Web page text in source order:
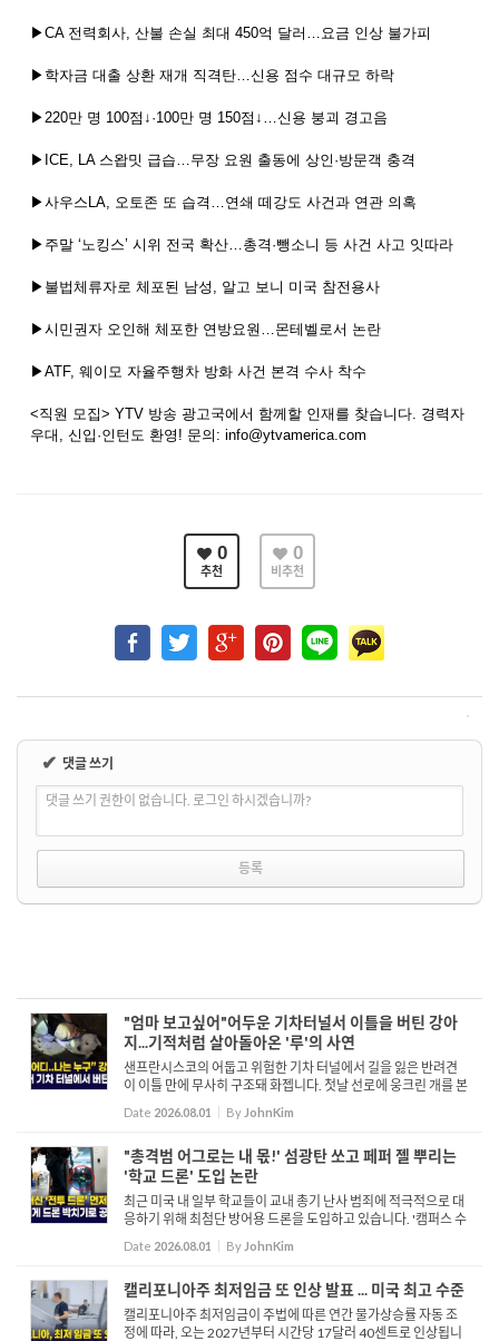
▶CA 전력회사, 산불 손실 최대 450억 달러…요금 인상 불가피
▶학자금 대출 상환 재개 직격탄…신용 점수 대규모 하락
▶220만 명 100점↓·100만 명 150점↓…신용 붕괴 경고음
▶ICE, LA 스왑밋 급습…무장 요원 출동에 상인·방문객 충격
▶사우스LA, 오토존 또 습격…연쇄 떼강도 사건과 연관 의혹
▶주말 ‘노킹스’ 시위 전국 확산…총격·뺑소니 등 사건 사고 잇따라
▶불법체류자로 체포된 남성, 알고 보니 미국 참전용사
▶시민권자 오인해 체포한 연방요원…몬테벨로서 논란
▶ATF, 웨이모 자율주행차 방화 사건 본격 수사 착수
<직원 모집> YTV 방송 광고국에서 함께할 인재를 찾습니다. 경력자
우대, 신입·인턴도 환영! 문의: info@ytvamerica.com
0
추천
0
비추천
✔ 댓글 쓰기
댓글 쓰기 권한이 없습니다. 로그인 하시겠습니까?
"엄마 보고싶어"어두운 기차터널서 이틀을 버틴 강아
지...기적처럼 살아돌아온 '루'의 사연
샌프란시스코의 어둡고 위험한 기차 터널에서 길을 잃은 반려견
이 이틀 만에 무사히 구조돼 화젭니다. 첫날 선로에 웅크린 개를 본
기관사는 이미 목숨을 잃은 줄 알았으나, 이튿날 움직임을 포착한
열차 관계자의 확인으로 동물관리국이 긴급 구조에 나섰습니...
Date 2026.08.01 By JohnKim
"총격범 어그로는 내 몫!' 섬광탄 쏘고 페퍼 젤 뿌리는
'학교 드론' 도입 논란
최근 미국 내 일부 학교들이 교내 총기 난사 범죄에 적극적으로 대
응하기 위해 최첨단 방어용 드론을 도입하고 있습니다. '캠퍼스 수
호천사'라 불리는 이 드론은 섬광, 사이렌, 페퍼 젤 분사 및 고속 돌
진 기능을 갖추고 있어 경찰이 출동할 때까지 범...
Date 2026.08.01 By JohnKim
캘리포니아주 최저임금 또 인상 발표 ... 미국 최고 수준
캘리포니아주 최저임금이 주법에 따른 연간 물가상승률 자동 조
정에 따라, 오는 2027년부터 시간당 17달러 40센트로 인상됩니